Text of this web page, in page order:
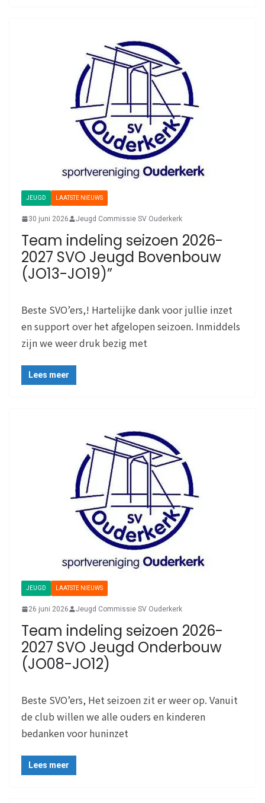
JEUGD LAATSTE NIEUWS
30 juni 2026 Jeugd Commissie SV Ouderkerk
Team indeling seizoen 2026-
2027 SVO Jeugd Bovenbouw
(JO13-JO19)”
Beste SVO’ers,! Hartelijke dank voor jullie inzet
en support over het afgelopen seizoen. Inmiddels
zijn we weer druk bezig met
Lees meer
JEUGD LAATSTE NIEUWS
26 juni 2026 Jeugd Commissie SV Ouderkerk
Team indeling seizoen 2026-
2027 SVO Jeugd Onderbouw
(JO08-JO12)
Beste SVO’ers, Het seizoen zit er weer op. Vanuit
de club willen we alle ouders en kinderen
bedanken voor huninzet
Lees meer